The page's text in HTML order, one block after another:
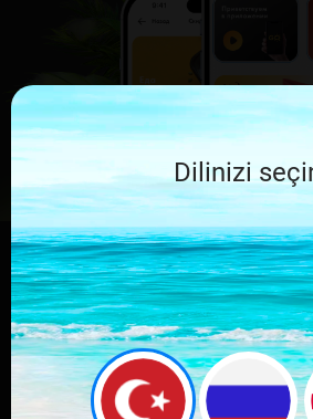
Скачай
приложение
любимого
Dilinizi